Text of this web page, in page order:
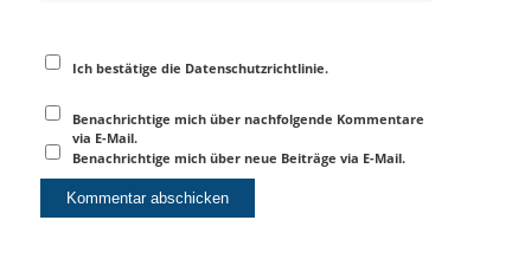
Ich bestätige die Datenschutzrichtlinie.
Benachrichtige mich über nachfolgende Kommentare
via E-Mail.
Benachrichtige mich über neue Beiträge via E-Mail.